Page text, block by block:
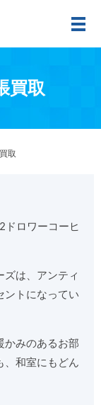
メ
買取
取
ドロワーコーヒ
は、アンティ
ントになってい
かみのあるお部
、和室にもどん